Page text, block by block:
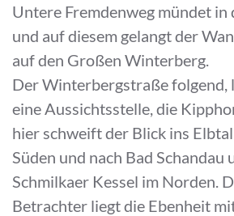
Untere Fremdenweg mündet in
und auf diesem gelangt der
auf den Großen Winterberg.
Der Winterbergstraße folgend,
eine Aussichtsstelle, die
hier schweift der Blick ins
Süden und nach Bad Schandau
Schmilkaer Kessel im Norden.
Betrachter liegt die Ebenheit